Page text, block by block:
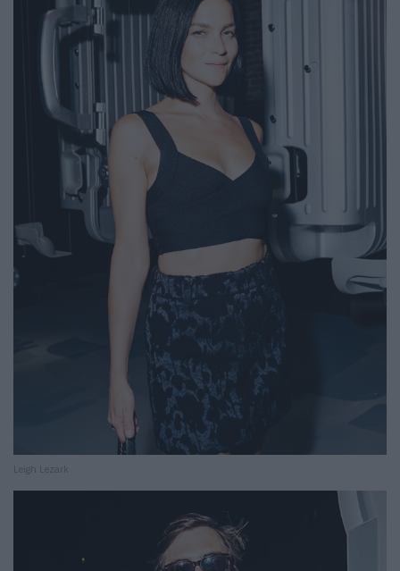
Leigh Lezark